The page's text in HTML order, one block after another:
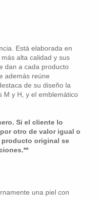
Está elaborada en
alta calidad y sus
dan a cada producto
además reúne
de su diseño la
M y H, y el emblemático
Si el cliente lo
otro de valor igual o
producto original se
una piel con